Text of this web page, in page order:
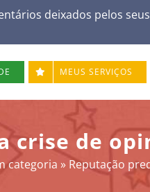
deixados pelos
MEUS SERVIÇOS
de
categoria » Reputação